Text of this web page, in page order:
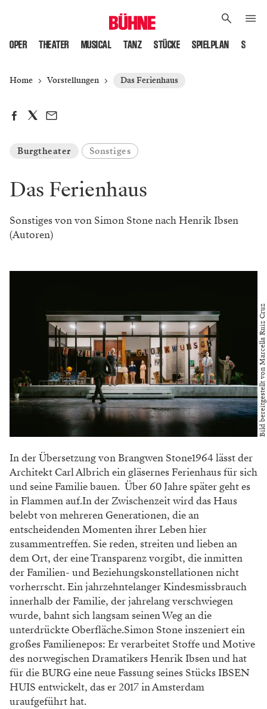
OPER THEATER MUSICAL TANZ STÜCKE SPIELPLAN
Home Vorstellungen Das Ferienhaus
Burgtheater Sonstiges
Das Ferienhaus
Sonstiges von von Simon Stone nach Henrik Ibsen
(Autoren)
Bild bereitgestellt von Marcella Ruiz Cruz
In der Übersetzung von Brangwen Stone1964 lässt der
Architekt Carl Albrich ein gläsernes Ferienhaus für sich
und seine Familie bauen. Über 60 Jahre später geht es
in Flammen auf.In der Zwischenzeit wird das Haus
belebt von mehreren Generationen, die an
entscheidenden Momenten ihrer Leben hier
zusammentreffen. Sie reden, streiten und lieben an
dem Ort, der eine Transparenz vorgibt, die inmitten
der Familien- und Beziehungskonstellationen nicht
vorherrscht. Ein jahrzehntelanger Kindesmissbrauch
innerhalb der Familie, der jahrelang verschwiegen
wurde, bahnt sich langsam seinen Weg an die
unterdrückte Oberfläche.Simon Stone inszeniert ein
großes Familienepos: Er verarbeitet Stoffe und Motive
des norwegischen Dramatikers Henrik Ibsen und hat
für die BURG eine neue Fassung seines Stücks IBSEN
HUIS entwickelt, das er 2017 in Amsterdam
uraufgeführt hat.